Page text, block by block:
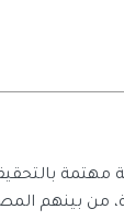
بينهم